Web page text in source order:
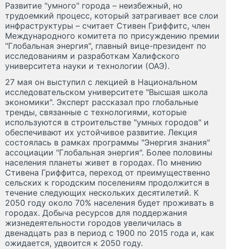
Развитие "умного" города – неизбежный, но
трудоемкий процесс, который затрагивает все слои
инфраструктуры – считает Стивен Гриффитс, член
Международного комитета по присуждению премии
"Глобальная энергия", главный вице-президент по
исследованиям и разработкам Халифского
университета науки и технологии (ОАЭ).
27 мая он выступил с лекцией в Национальном
исследовательском университете "Высшая школа
экономики". Эксперт рассказал про глобальные
тренды, связанные с технологиями, которые
используются в строительстве "умных городов" и
обеспечивают их устойчивое развитие. Лекция
состоялась в рамках программы "Энергия знания"
ассоциации "Глобальная энергия". Более половины
населения планеты живет в городах. По мнению
Стивена Гриффитса, переход от преимущественно
сельских к городским поселениям продолжится в
течение следующих нескольких десятилетий. К
2050 году около 70% населения будет проживать в
городах. Добыча ресурсов для поддержания
жизнедеятельности городов увеличилась в
двенадцать раз в период с 1900 по 2015 года и, как
ожидается, удвоится к 2050 году.